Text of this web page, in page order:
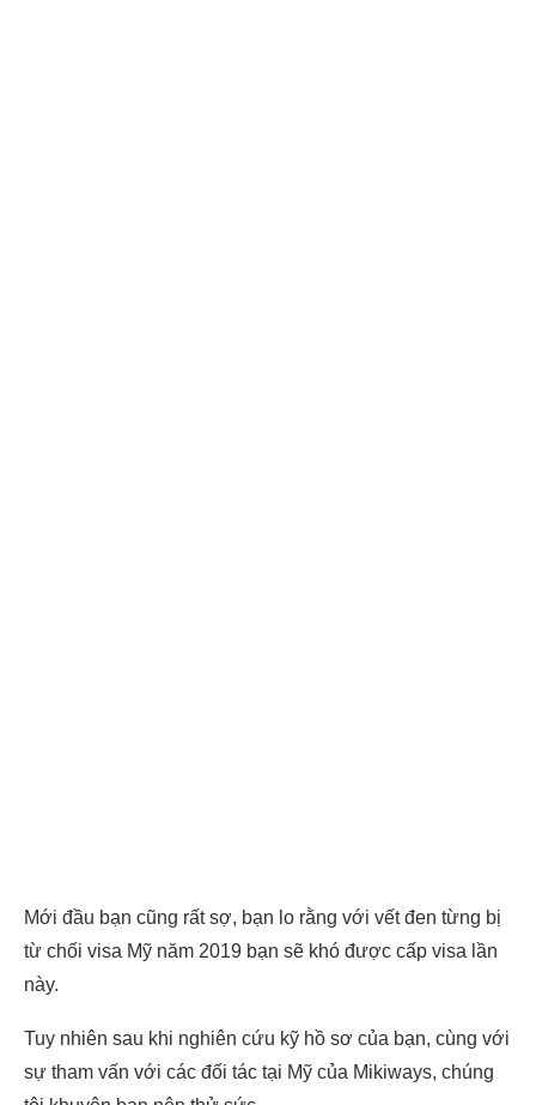
Mới đầu bạn cũng rất sợ, bạn lo rằng với vết đen từng bị
từ chối visa Mỹ năm 2019 bạn sẽ khó được cấp visa lần
này.
Tuy nhiên sau khi nghiên cứu kỹ hồ sơ của bạn, cùng với
sự tham vấn với các đối tác tại Mỹ của Mikiways, chúng